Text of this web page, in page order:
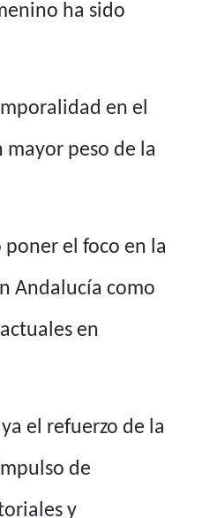
ha sido
en el
peso de la
el foco en la
Andalucía como
en
el refuerzo de la
de
y